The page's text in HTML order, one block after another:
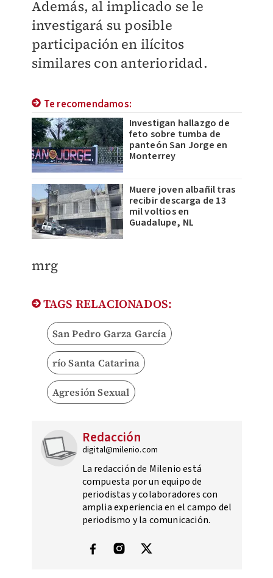
Además, al implicado se le
investigará su posible
participación en ilícitos
similares con anterioridad.
Te recomendamos:
Investigan hallazgo de
feto sobre tumba de
panteón San Jorge en
Monterrey
Muere joven albañil tras
recibir descarga de 13
mil voltios en
Guadalupe, NL
mrg
TAGS RELACIONADOS:
San Pedro Garza García
río Santa Catarina
Agresión Sexual
Redacción
digital@milenio.com
La redacción de Milenio está
compuesta por un equipo de
periodistas y colaboradores con
amplia experiencia en el campo del
periodismo y la comunicación.